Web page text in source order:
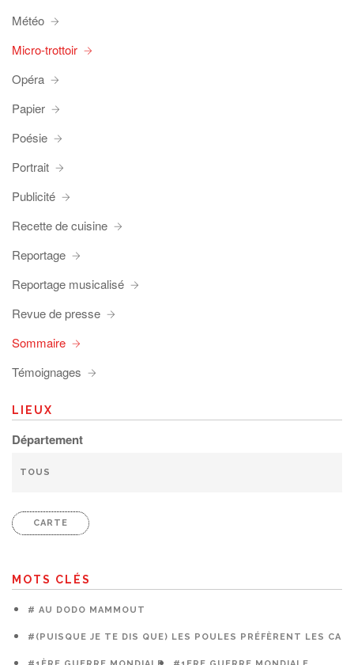
Météo
Micro-trottoir
Opéra
Papier
Poésie
Portrait
Publicité
Recette de cuisine
Reportage
Reportage musicalisé
Revue de presse
Sommaire
Témoignages
LIEUX
Département
CARTE
MOTS CLÉS
# AU DODO MAMMOUT
#(PUISQUE JE TE DIS QUE) LES POULES PRÉFÈRENT LES